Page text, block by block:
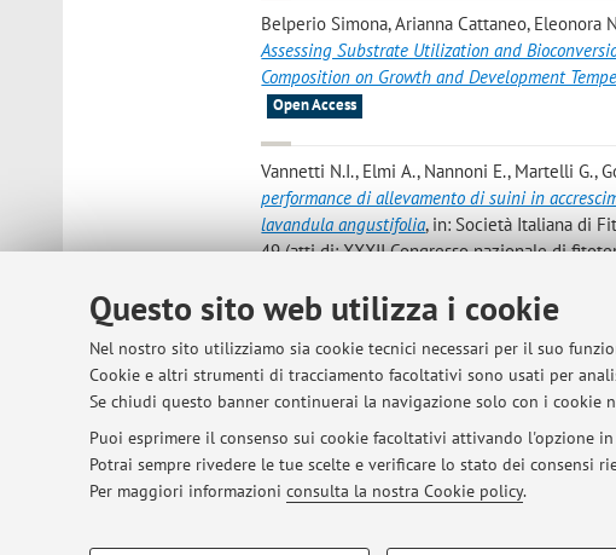
Questo sito web utilizza i cookie
Nel nostro sito utilizziamo sia cookie tecnici necessari per il suo
Cookie e altri strumenti di tracciamento facoltativi sono usati per
Se chiudi questo banner continuerai la navigazione solo con i cookie
Puoi esprimere il consenso sui cookie facoltativi attivando l'opzione
Potrai sempre rivedere le tue scelte e verificare lo stato dei consensi
Per maggiori informazioni consulta la nostra Cookie policy.
Belperio Simona, Arianna Cattaneo, Eleonora
Assessing Substrate Utilization and
Composition on Growth and Development
Open Access
Vannetti N.I., Elmi A., Nannoni E., Martelli G.,
performance di allevamento di suini in
lavandula angustifolia, in: Società Italiana di
49 (atti di: XXXII Congresso nazionale di
S. Belperio, G. Martelli, M. Meneguz, E.
larvae improve postweaned piglets' welfare?,
Federation of Animal Science, Rome, EAAP,
of the European Federation of Animal
1 2 3 4 5